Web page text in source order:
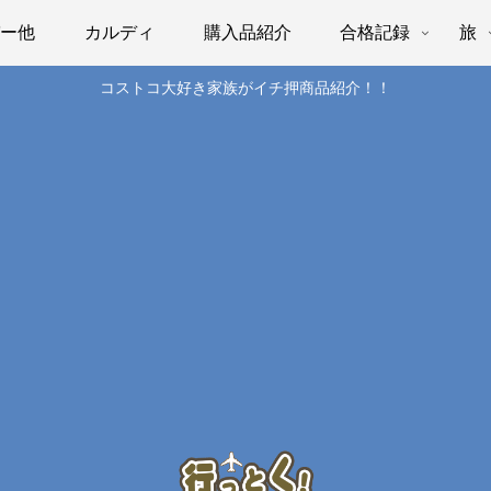
コストコ大好き家族がイチ押商品紹介！！
他 カルディ 購入品紹介 合格記録 旅